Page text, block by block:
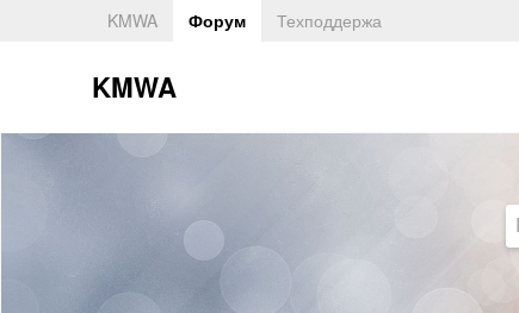
KMWA Форум Техподдержа
KMWA